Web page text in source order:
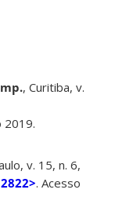
, Curitiba, v.
2019.
v. 15, n. 6,
. Acesso